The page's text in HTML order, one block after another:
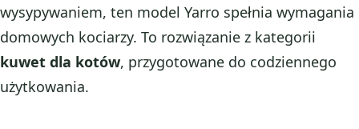
wysypywaniem, ten model Yarro spełnia wymagania
domowych kociarzy. To rozwiązanie z kategorii
kuwet dla kotów, przygotowane do codziennego
użytkowania.